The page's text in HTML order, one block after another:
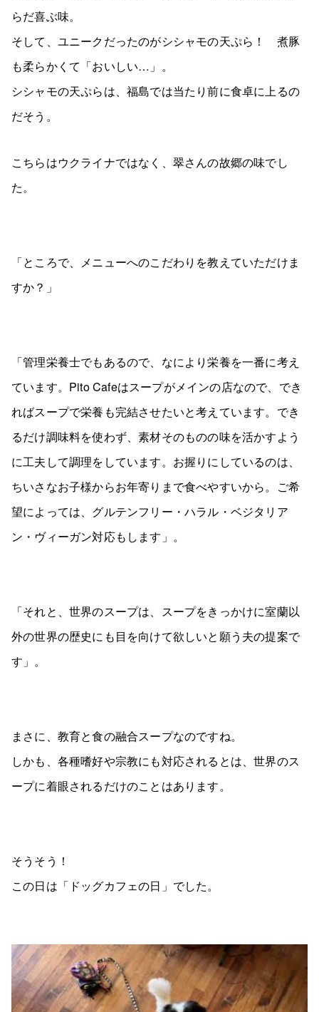
らだ喜ぶ味。
そして、ユニークだったのがシシャモの天ぷら！ 煮豚
も柔らかくて「おいしい…」。
シシャモの天ぷらは、福島では当たり前に食卓に上るの
だそう。
こちらはウクライナではなく、翠さんの故郷の味でし
た。
「ところで、メニューへのこだわりを教えていただけま
すか？」
「管理栄養士でもあるので、なにより栄養を一番に考え
ています。Pito Cafeはスープがメインの店なので、でき
ればスープで栄養も完結させたいと考えています。でき
るだけ調味料を使わず、素材そのものの味を活かすよう
に工夫して調理をしています。お握りにしているのは、
ちいさなお子様からお年寄りまで食べやすいから。ご希
望によっては、グルテンフリー・ハラル・ベジタリア
ン・ヴィーガン対応もします」。
「それと、世界のスープは、スープをきっかけに室蘭以
外の世界の歴史にも目を向けて欲しいと願う夫の提案で
す」。
まさに、教育と食の融合スープなのですね。
しかも、各種嗜好や宗教にも対応されるとは、世界のス
ープに着眼されるだけのことはあります。
そうそう！
この日は「ドッグカフェの日」でした。